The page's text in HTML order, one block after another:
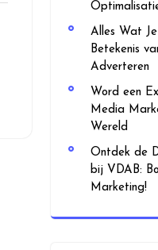
Alles Wat
Betekenis
Adverteren
Word een
Media
Wereld
Ontdek de
bij VDAB:
Marketing!